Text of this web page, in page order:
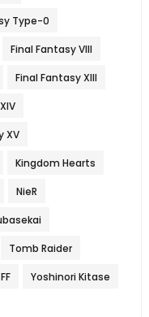
Type-0
Final Fantasy VIII
Final Fantasy XIII
XV
Kingdom Hearts
NieR
Tomb Raider
Yoshinori Kitase